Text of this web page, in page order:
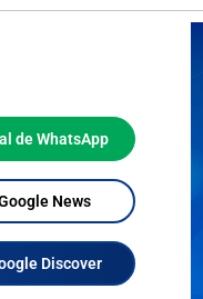
de WhatsApp
News
Discover